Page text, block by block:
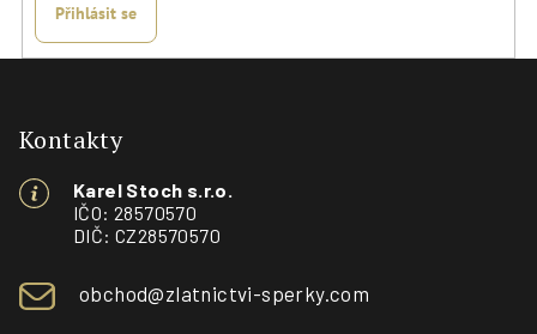
Přihlásit se
Kontakty
Karel Stoch s.r.o.
IČO: 28570570
DIČ: CZ28570570
obchod@zlatnictvi-sperky.com